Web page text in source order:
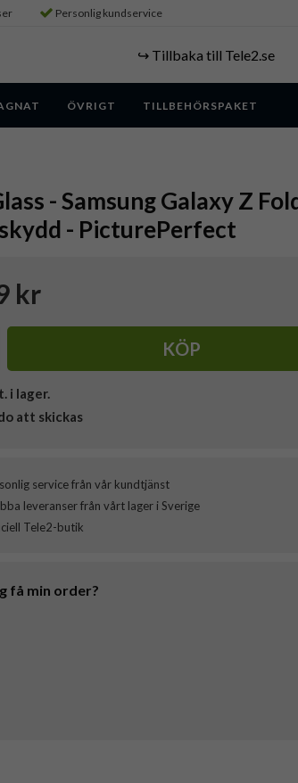
Personlig kundservice
↪️ Tillbaka till Tele2.se
ÖVRIGT TILLBEHÖRSPAKET
- Samsung Galaxy Z
- PicturePerfect
kr
KÖP
i lager.
att skickas
service från vår kundtjänst
leveranser från vårt lager i Sverige
Tele2-butik
få min order?